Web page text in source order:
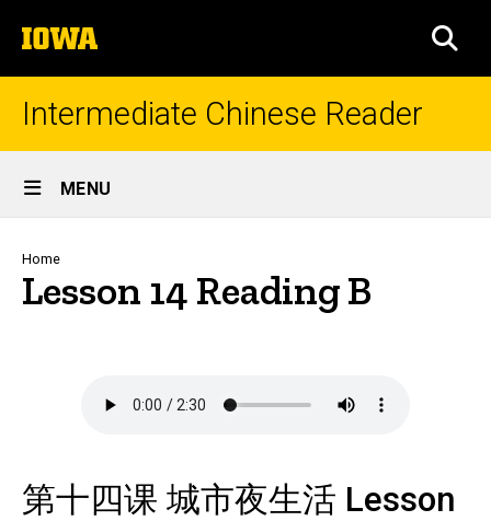
to
content
The
University
of
Intermediate Chinese Reader
Site
Main
Navigation
MENU
Breadcrumb
Home
Lesson 14 Reading B
第十四课 城市夜生活 Lesson